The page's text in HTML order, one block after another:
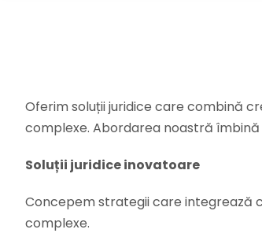
Oferim soluții juridice care combină
complexe. Abordarea noastră
Soluții juridice inovatoare
Concepem strategii care integrează
complexe.